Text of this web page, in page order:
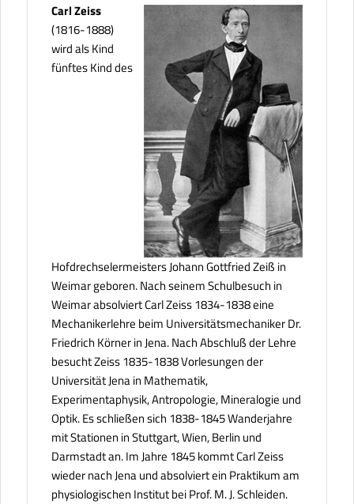
Carl Zeiss
(1816-1888)
wird als Kind
fünftes Kind des
Hofdrechselermeisters Johann Gottfried Zeiß in
Weimar geboren. Nach seinem Schulbesuch in
Weimar absolviert Carl Zeiss 1834-1838 eine
Mechanikerlehre beim Universitätsmechaniker Dr.
Friedrich Körner in Jena. Nach Abschluß der Lehre
besucht Zeiss 1835-1838 Vorlesungen der
Universität Jena in Mathematik,
Experimentaphysik, Antropologie, Mineralogie und
Optik. Es schließen sich 1838-1845 Wanderjahre
mit Stationen in Stuttgart, Wien, Berlin und
Darmstadt an. Im Jahre 1845 kommt Carl Zeiss
wieder nach Jena und absolviert ein Praktikum am
physiologischen Institut bei Prof. M. J. Schleiden.